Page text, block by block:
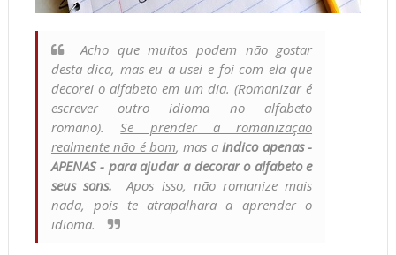
Acho que muitos podem não gostar
desta dica, mas eu a usei e foi com ela que
decorei o alfabeto em um dia. (Romanizar é
escrever outro idioma no alfabeto
romano).Se prender a romanização
realmente não é bom, mas aindico apenas -
APENAS - para ajudar a decorar o alfabeto e
seus sons.Apos isso, não romanize mais
nada, pois te atrapalhara a aprender o
idioma.